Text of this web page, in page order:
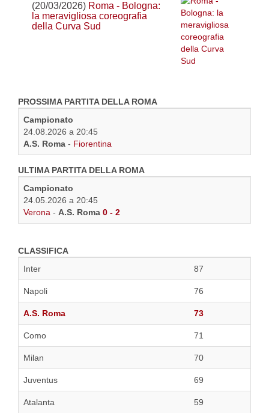
(20/03/2026) Roma - Bologna:
la meravigliosa coreografia
della Curva Sud
PROSSIMA PARTITA DELLA ROMA
Campionato
24.08.2026 a 20:45
A.S. Roma - Fiorentina
ULTIMA PARTITA DELLA ROMA
Campionato
24.05.2026 a 20:45
Verona - A.S. Roma 0 - 2
CLASSIFICA
Inter
87
Napoli 76
A.S. Roma 73
Como 71
Milan 70
Juventus 69
Atalanta 59